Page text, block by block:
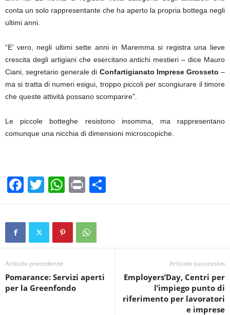
conta un solo rappresentante che ha aperto la propria bottega negli
ultimi anni.
“E’ vero, negli ultimi sette anni in Maremma si registra una lieve
crescita degli artigiani che esercitano antichi mestieri – dice Mauro
Ciani, segretario generale di Confartigianato Imprese Grosseto –
ma si tratta di numeri esigui, troppo piccoli per scongiurare il timore
che queste attività possano scomparire".
Le piccole botteghe resistono insomma, ma rappresentano
comunque una nicchia di dimensioni microscopiche.
F
a
c
b
o
o
T
wi
tt
W
h
at
s
A
p
Pr
in
t
o
vi
Articolo precedente
Pomarance: Servizi aperti
per la Greenfondo
Articolo successivo
Employers’Day, Centri per
l’impiego punto di
riferimento per lavoratori
e imprese